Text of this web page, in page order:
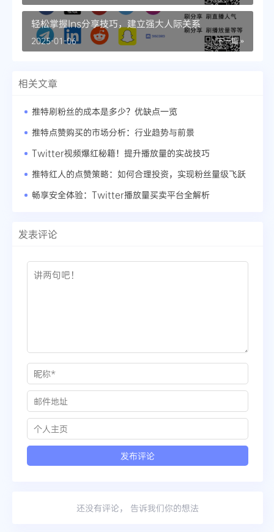
轻松掌握Ins分享技巧，建立强大人际关系
下一篇 »
2025-01-06
相关文章
推特刷粉丝的成本是多少？优缺点一览
推特点赞购买的市场分析：行业趋势与前景
Twitter视频爆红秘籍！提升播放量的实战技巧
推特红人的点赞策略：如何合理投资，实现粉丝量级飞跃
畅享安全体验：Twitter播放量买卖平台全解析
发表评论
还没有评论， 告诉我们你的想法